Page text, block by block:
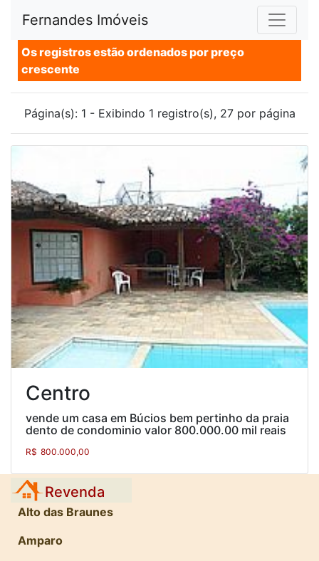
Fernandes Imóveis
Os registros estão ordenados por preço
crescente
Página(s): 1 - Exibindo 1 registro(s), 27 por página
Centro
vende um casa em Búcios bem pertinho da praia
dento de condominio valor 800.000.00 mil reais
R$ 800.000,00
Revenda
Alto das Braunes
Amparo